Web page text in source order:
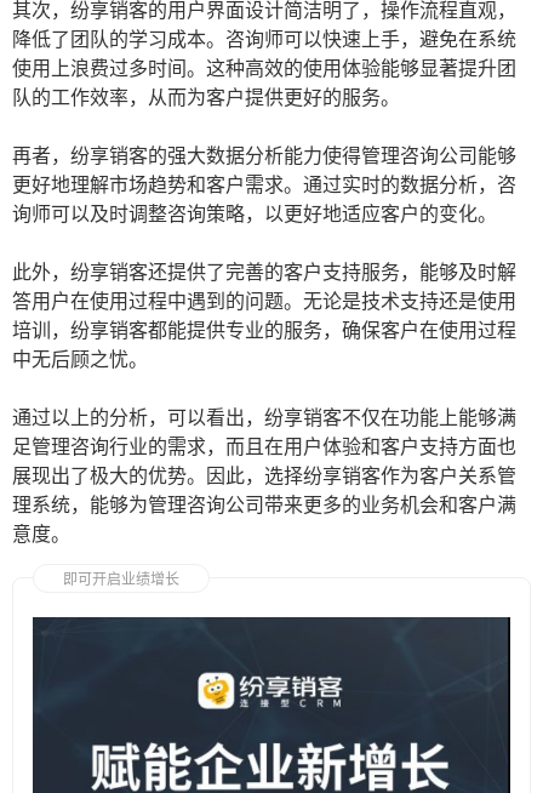
其次，纷享销客的用户界面设计简洁明了，操作流程直观，
降低了团队的学习成本。咨询师可以快速上手，避免在系统
使用上浪费过多时间。这种高效的使用体验能够显著提升团
队的工作效率，从而为客户提供更好的服务。
再者，纷享销客的强大数据分析能力使得管理咨询公司能够
更好地理解市场趋势和客户需求。通过实时的数据分析，咨
询师可以及时调整咨询策略，以更好地适应客户的变化。
此外，纷享销客还提供了完善的客户支持服务，能够及时解
答用户在使用过程中遇到的问题。无论是技术支持还是使用
培训，纷享销客都能提供专业的服务，确保客户在使用过程
中无后顾之忧。
通过以上的分析，可以看出，纷享销客不仅在功能上能够满
足管理咨询行业的需求，而且在用户体验和客户支持方面也
展现出了极大的优势。因此，选择纷享销客作为客户关系管
理系统，能够为管理咨询公司带来更多的业务机会和客户满
意度。
即可开启业绩增长